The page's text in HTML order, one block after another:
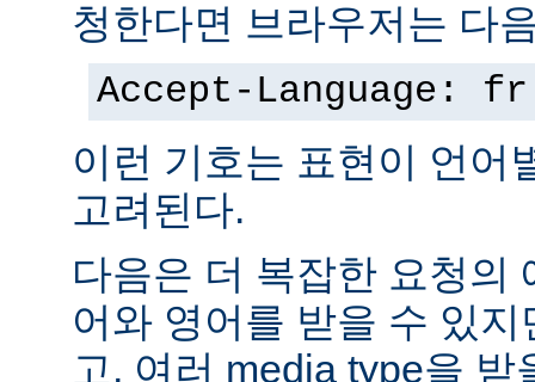
청한다면 브라우저는 다
Accept-Language: fr
이런 기호는 표현이 언어
고려된다.
다음은 더 복잡한 요청의
어와 영어를 받을 수 있
고, 여러 media type을